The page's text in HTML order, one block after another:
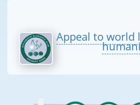
Appeal to world